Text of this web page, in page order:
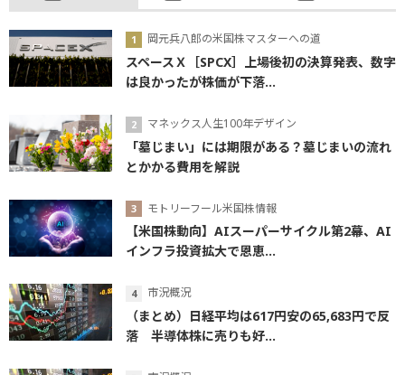
岡元兵八郎の米国株マスターへの道
スペースＸ［SPCX］上場後初の決算発表、数字
は良かったが株価が下落...
マネックス人生100年デザイン
「墓じまい」には期限がある？墓じまいの流れ
とかかる費用を解説
モトリーフール米国株情報
【米国株動向】AIスーパーサイクル第2幕、AI
インフラ投資拡大で恩恵...
市況概況
（まとめ）日経平均は617円安の65,683円で反
落 半導体株に売りも好...